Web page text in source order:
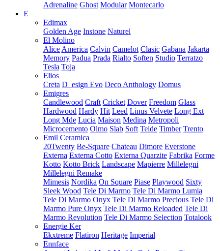
Adrenaline Ghost Modular Montecarlo
E
Edimax
Golden Age Instone Naturel
El Molino
Alice America Calvin Camelot Clasic Gabana Jakarta
Memory Padua Prada Rialto Soften Studio Terratzo
Tesla Toja
Elios
Creta D_esign Evo Deco Anthology Domus
Emigres
Candlewood Craft Cricket Dover Freedom Glass
Hardwood Hardy Hit Leed Linus Velvete Long Ext
Long Mde Lucia Maison Medina Metropoli
Microcemento Olmo Slab Soft Teide Timber Trento
Emil Ceramica
20Twenty Be-Square Chateau Dimore Everstone
Externa Externa Cotto Externa Quarzite Fabrika Forme
Kotto Kotto Brick Landscape Mapierre Millelegni
Millelegni Remake
Mimesis Nordika On Square Piase Playwood Sixty
Sleek Wood Tele Di Marmo Tele Di Marmo Lumia
Tele Di Marmo Onyx Tele Di Marmo Precious Tele Di
Marmo Pure Onyx Tele Di Marmo Reloaded Tele Di
Marmo Revolution Tele Di Marmo Selection Totalook
Energie Ker
Ekxtreme Flatiron Heritage Imperial
Ennface